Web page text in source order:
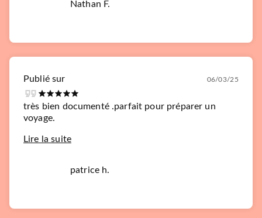
Nathan F.
Publié sur 06/03/25
très bien documenté .parfait pour préparer un
voyage.
Lire la suite
patrice h.